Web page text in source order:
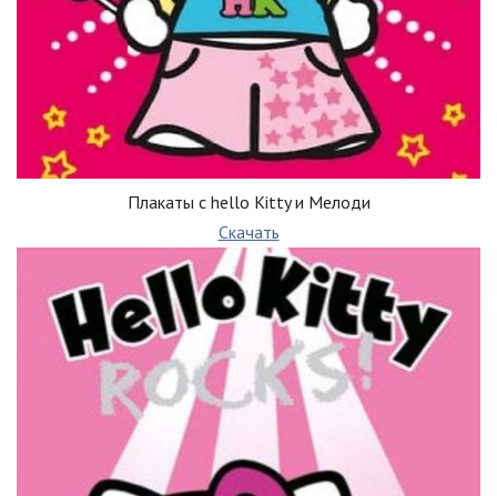
Плакаты с hello Kitty и Мелоди
Скачать